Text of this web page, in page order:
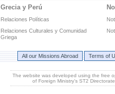
Grecia y Perú
Relaciones Políticas
Relaciones Culturales y Comunidad
Griega
All our Missions Abroad Terms of
The website was developed using the free
of Foreign Ministry's ST2